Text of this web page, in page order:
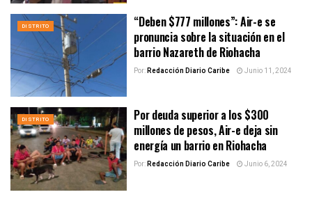
DISTRITO
“Deben $777 millones”: Air-e se
pronuncia sobre la situación en el
barrio Nazareth de Riohacha
Por:Redacción Diario Caribe Junio 11, 2024
DISTRITO
Por deuda superior a los $300
millones de pesos, Air-e deja sin
energía un barrio en Riohacha
Por:Redacción Diario Caribe Junio 6, 2024